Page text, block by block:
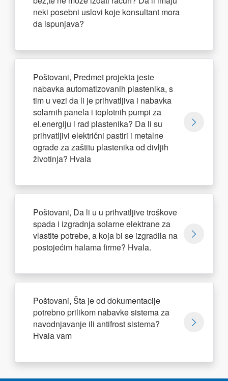
neki posebni uslovi koje konsultant mora
da ispunjava?
Poštovani, Predmet projekta jeste
nabavka automatizovanih plastenika, s
tim u vezi da li je prihvatljiva i nabavka
solarnih panela i toplotnih pumpi za
el.energiju i rad plastenika? Da li su
prihvatljivi električni pastiri i metalne
ograde za zaštitu plastenika od divljih
životinja? Hvala
Poštovani, Da li u u prihvatljive troškove
spada i izgradnja solarne elektrane za
vlastite potrebe, a koja bi se izgradila na
postojećim halama firme? Hvala.
Poštovani, Šta je od dokumentacije
potrebno prilikom nabavke sistema za
navodnjavanje ili antifrost sistema?
Hvala vam